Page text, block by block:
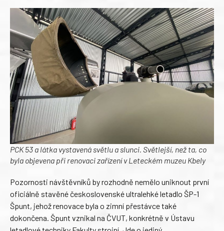
PCK 53 a látka vystavená světlu a slunci. Světlejší, než ta, co
byla objevena při renovaci zařízení v Leteckém muzeu Kbely
Pozornosti návštěvníků by rozhodně nemělo uniknout první
oficiálně stavěné československé ultralehké letadlo ŠP-1
Špunt, jehož renovace byla o zimní přestávce také
dokončena. Špunt vznikal na ČVUT, konkrétně v Ústavu